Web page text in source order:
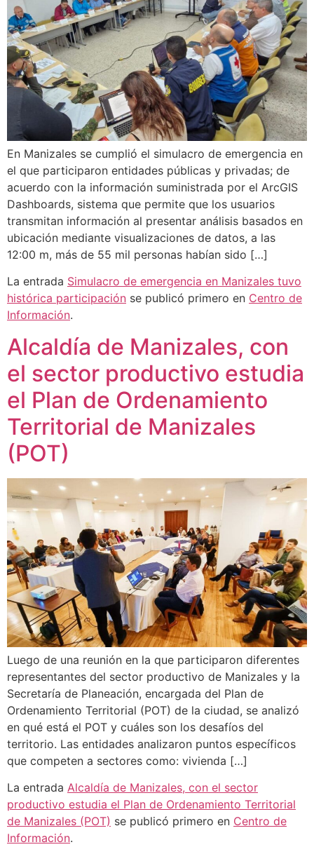
En Manizales se cumplió el simulacro de emergencia en
el que participaron entidades públicas y privadas; de
acuerdo con la información suministrada por el ArcGIS
Dashboards, sistema que permite que los usuarios
transmitan información al presentar análisis basados en
ubicación mediante visualizaciones de datos, a las
12:00 m, más de 55 mil personas habían sido […]
La entrada Simulacro de emergencia en Manizales tuvo
histórica participación se publicó primero en Centro de
Información.
Alcaldía de Manizales, con
el sector productivo estudia
el Plan de Ordenamiento
Territorial de Manizales
(POT)
Luego de una reunión en la que participaron diferentes
representantes del sector productivo de Manizales y la
Secretaría de Planeación, encargada del Plan de
Ordenamiento Territorial (POT) de la ciudad, se analizó
en qué está el POT y cuáles son los desafíos del
territorio. Las entidades analizaron puntos específicos
que competen a sectores como: vivienda […]
La entrada Alcaldía de Manizales, con el sector
productivo estudia el Plan de Ordenamiento Territorial
de Manizales (POT) se publicó primero en Centro de
Información.